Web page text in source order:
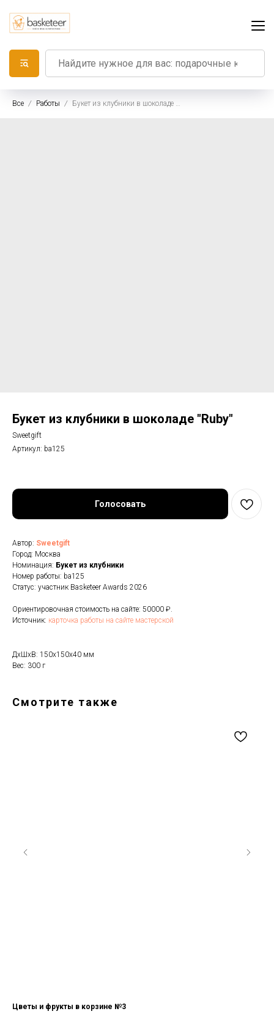
Все Работы Букет из клубники в шоколаде "Ruby"
Букет из клубники в шоколаде "Ruby"
Sweetgift
Артикул: ba125
Голосовать
Автор: Sweetgift
Город: Москва
Номинация: Букет из клубники
Номер работы: ba125
Статус: участник Basketeer Awards 2026
Ориентировочная стоимость на сайте: 50000 ₽.
Источник: карточка работы на сайте мастерской
ДxШxВ: 150x150x40 мм
Вес: 300 г
Смотрите также
Цветы и фрукты в корзине №3